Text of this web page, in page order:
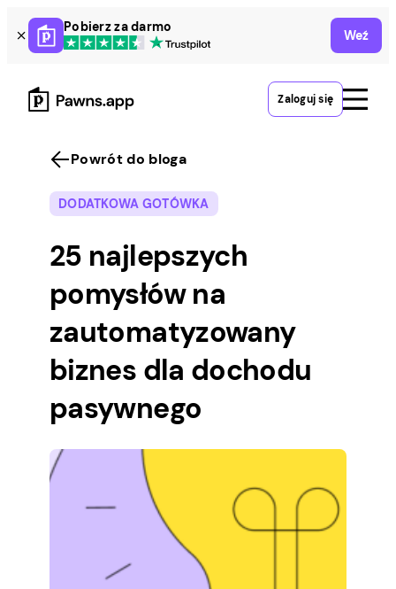
Skip
to
content
Pobierz za darmo
Weź
Zaloguj się
Powrót do bloga
DODATKOWA GOTÓWKA
25 najlepszych
pomysłów na
zautomatyzowany
biznes dla dochodu
pasywnego